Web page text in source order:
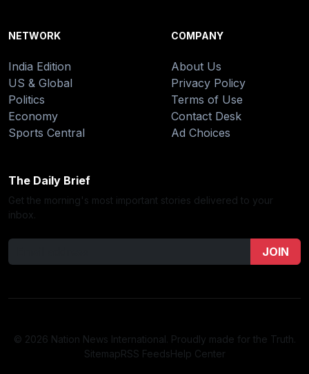
NETWORK
India Edition
US & Global
Politics
Economy
Sports Central
COMPANY
About Us
Privacy Policy
Terms of Use
Contact Desk
Ad Choices
The Daily Brief
Get the morning's most important stories delivered to your
inbox.
JOIN
© 2026 Nation News International. Proudly made for the Truth.
SitemapRSS FeedsHelp Center